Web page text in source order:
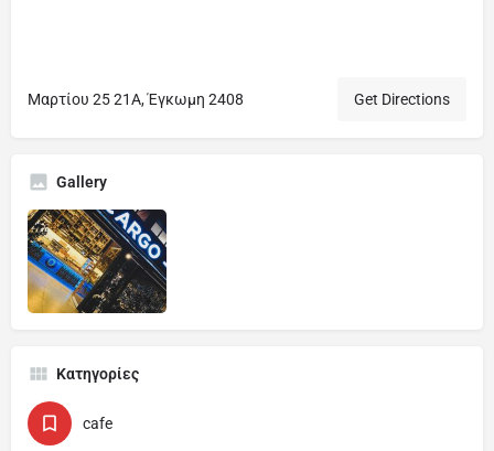
Μαρτίου 25 21A, Έγκωμη 2408 Get Directions
Gallery
Κατηγορίες
cafe